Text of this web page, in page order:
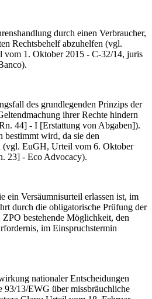
durch einen Verbraucher,
Rechtsbehelf abzuhelfen (vgl.
1. Oktober 2015 - C-32/14, juris
des grundlegenden Prinzips der
ihrer Rechte hindern
44] - I [Erstattung von Abgaben]).
bestimmt wird, da sie den
(vgl. EuGH, Urteil vom 6. Oktober
23] - Eco Advocacy).
Versäumnisurteil erlassen ist, im
durch die obligatorische Prüfung der
bestehende Möglichkeit, den
im Einspruchstermin
nationaler Entscheidungen
93/13/EWG über missbräuchliche